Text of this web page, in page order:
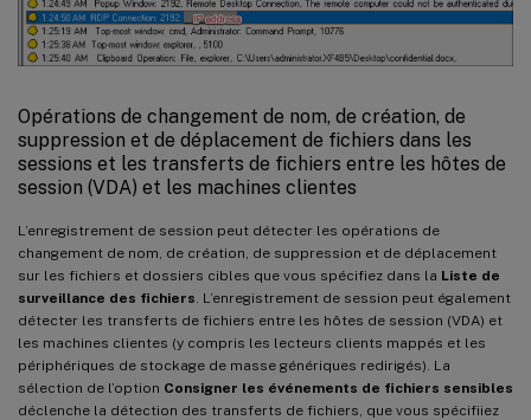
Opérations de changement de nom, de création, de
suppression et de déplacement de fichiers dans les
sessions et les transferts de fichiers entre les hôtes de
session (VDA) et les machines clientes
L’enregistrement de session peut détecter les opérations de
changement de nom, de création, de suppression et de déplacement
sur les fichiers et dossiers cibles que vous spécifiez dans la Liste de
surveillance des fichiers. L’enregistrement de session peut également
détecter les transferts de fichiers entre les hôtes de session (VDA) et
les machines clientes (y compris les lecteurs clients mappés et les
périphériques de stockage de masse génériques redirigés). La
sélection de l’option Consigner les événements de fichiers sensibles
déclenche la détection des transferts de fichiers, que vous spécifiiez